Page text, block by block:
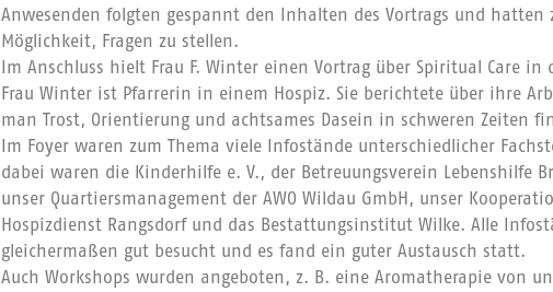
Anwesenden folgten gespannt den Inhalten des Vortrags und hatten
Möglichkeit, Fragen zu stellen.
Im Anschluss hielt Frau F. Winter einen Vortrag über Spiritual Care in
Frau Winter ist Pfarrerin in einem Hospiz. Sie berichtete über ihre
man Trost, Orientierung und achtsames Dasein in schweren Zeiten
Im Foyer waren zum Thema viele Infostände unterschiedlicher
dabei waren die Kinderhilfe e. V., der Betreuungsverein Lebenshilfe
unser Quartiersmanagement der AWO Wildau GmbH, unser
Hospizdienst Rangsdorf und das Bestattungsinstitut Wilke. Alle
gleichermaßen gut besucht und es fand ein guter Austausch statt.
Auch Workshops wurden angeboten, z. B. eine Aromatherapie von